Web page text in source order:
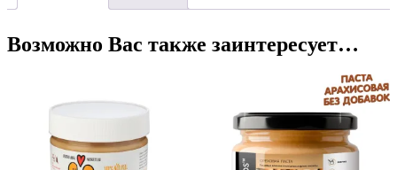
Возможно Вас также заинтересует…